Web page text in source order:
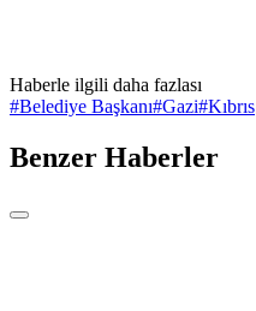
Haberle ilgili daha fazlası
#Belediye Başkanı#Gazi#Kıbrıs
Benzer Haberler